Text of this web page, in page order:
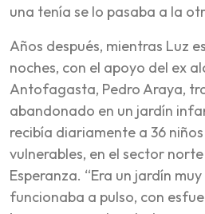
una tenía se lo pasaba a la
Años después, mientras Luz
noches, con el apoyo del ex
Antofagasta, Pedro Araya,
abandonado en un jardín
recibía diariamente a 36
vulnerables, en el sector
Esperanza. “Era un jardín
funcionaba a pulso, con